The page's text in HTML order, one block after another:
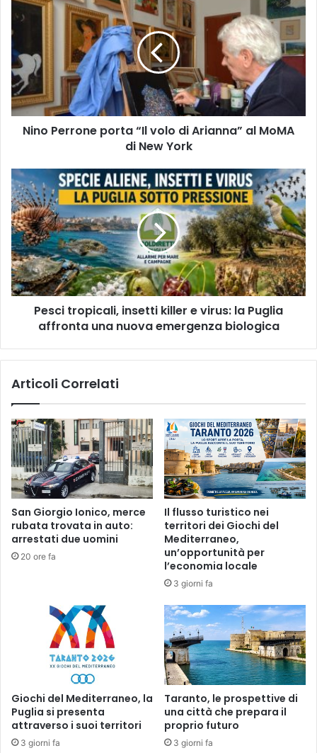
Nino Perrone porta “Il volo di Arianna” al MoMA
di New York
Pesci tropicali, insetti killer e virus: la Puglia
affronta una nuova emergenza biologica
Articoli Correlati
San Giorgio Ionico, merce
rubata trovata in auto:
arrestati due uomini
20 ore fa
Il flusso turistico nei
territori dei Giochi del
Mediterraneo,
un’opportunità per
l’economia locale
3 giorni fa
Giochi del Mediterraneo, la
Puglia si presenta
attraverso i suoi territori
3 giorni fa
Taranto, le prospettive di
una città che prepara il
proprio futuro
3 giorni fa